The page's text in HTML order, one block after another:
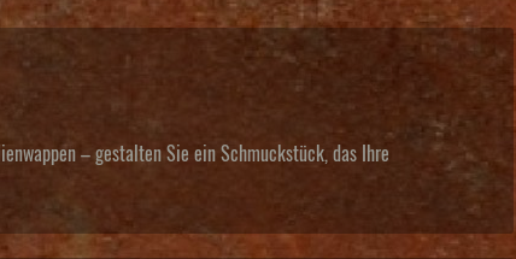
– gestalten Sie ein Schmuckstück, das Ihre